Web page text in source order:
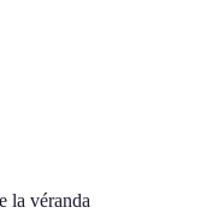
la véranda